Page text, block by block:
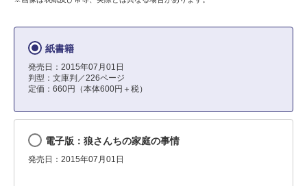
紙書籍
発売日：2015年07月01日
判型：文庫判／226ページ
定価：660円（本体600円＋税）
電子版：狼さんちの家庭の事情
発売日：2015年07月01日